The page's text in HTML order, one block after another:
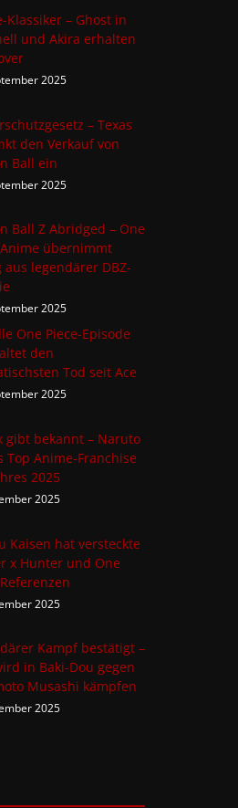
Klassiker – Ghost in
und Akira erhalten
2025
– Texas
den Verkauf von
Ball ein
2025
Ball Z Abridged – One
Anime übernimmt
aus legendärer DBZ-
2025
One Piece-Episode
den
Tod seit Ace
2025
gibt bekannt – Naruto
Top Anime-Franchise
2025
2025
Kaisen hat versteckte
x Hunter und One
2025
Kampf bestätigt –
in Baki-Dou gegen
Musashi kämpfen
2025